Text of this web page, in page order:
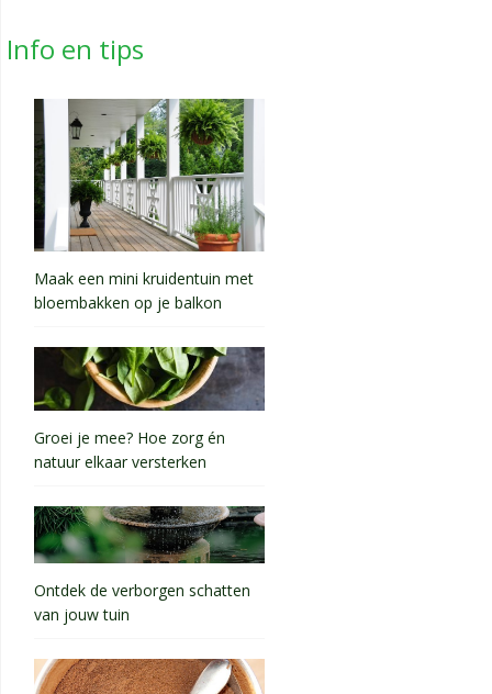
Info en tips
Maak een mini kruidentuin met
bloembakken op je balkon
Groei je mee? Hoe zorg én
natuur elkaar versterken
Ontdek de verborgen schatten
van jouw tuin